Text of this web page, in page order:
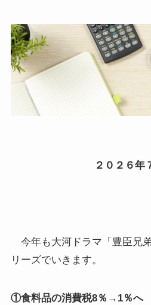
２０２６年
今年も大河ドラマ「豊臣兄
リーズでいきます。
①食料品の消費税8％→ 1％へ